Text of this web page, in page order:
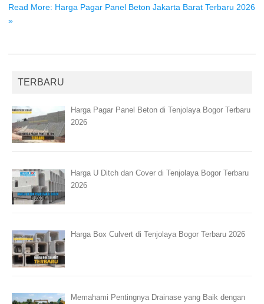
Read More: Harga Pagar Panel Beton Jakarta Barat Terbaru 2026
»
TERBARU
Harga Pagar Panel Beton di Tenjolaya Bogor Terbaru
2026
Harga U Ditch dan Cover di Tenjolaya Bogor Terbaru
2026
Harga Box Culvert di Tenjolaya Bogor Terbaru 2026
Memahami Pentingnya Drainase yang Baik dengan